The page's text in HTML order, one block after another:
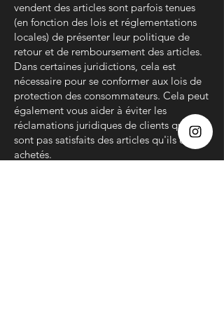
vendent des articles sont parfois tenues
(en fonction des lois et réglementations
locales) de présenter leur politique de
retour et de remboursement des articles.
Dans certaines juridictions, cela est
nécessaire pour se conformer aux lois de
protection des consommateurs. Cela peut
également vous aider à éviter les
réclamations juridiques de clients qui ne
sont pas satisfaits des articles qu'ils ont
achetés.